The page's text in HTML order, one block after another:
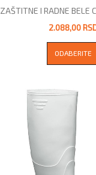
ZAŠTITNE I RADNE BELE
2.088,00
ODABERITE